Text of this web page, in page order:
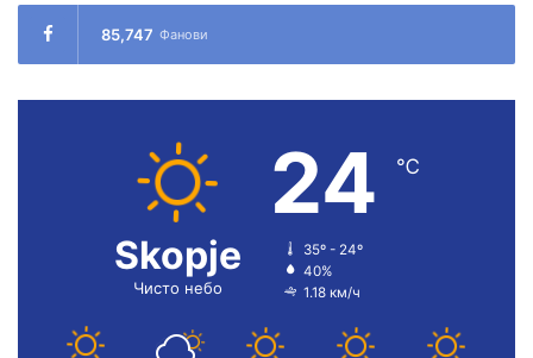
85,747 Фанови
Skopje
Чисто небо
24 ℃
35º - 24º
40%
1.18 км/ч